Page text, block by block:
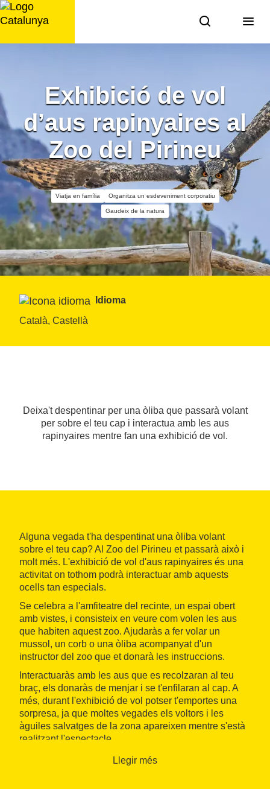
Saltar
al
Exhibició de vol
d’aus rapinyaires al
Zoo del Pirineu
Viatja en família Organitza un esdeveniment corporatiu
Gaudeix de la natura
Idioma
Català, Castellà
Deixa't despentinar per una òliba que passarà volant
per sobre el teu cap i interactua amb les aus
rapinyaires mentre fan una exhibició de vol.
Alguna vegada t'ha despentinat una òliba volant
sobre el teu cap? Al Zoo del Pirineu et passarà això i
molt més. L'exhibició de vol d'aus rapinyaires és una
activitat on tothom podrà interactuar amb aquests
ocells tan especials.
Se celebra a l'amfiteatre del recinte, un espai obert
amb vistes, i consisteix en veure com volen les aus
que habiten aquest zoo. Ajudaràs a fer volar un
mussol, un corb o una òliba acompanyat d'un
instructor del zoo que et donarà les instruccions.
Interactuaràs amb les aus que es recolzaran al teu
braç, els donaràs de menjar i se t'enfilaran al cap. A
més, durant l'exhibició de vol potser t'emportes una
sorpresa, ja que moltes vegades els voltors i les
àguiles salvatges de la zona apareixen mentre s'està
realitzant l'espectacle.
Una ocasió immillorable per veure en acció aus
Llegir més